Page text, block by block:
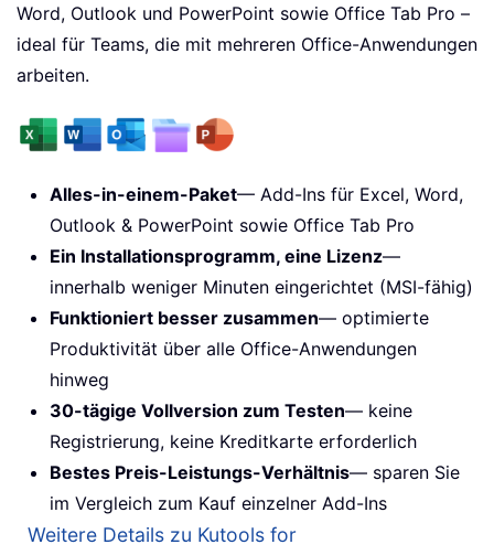
Word, Outlook und PowerPoint sowie Office Tab Pro –
ideal für Teams, die mit mehreren Office-Anwendungen
arbeiten.
Alles-in-einem-Paket— Add-Ins für Excel, Word,
Outlook & PowerPoint sowie Office Tab Pro
Ein Installationsprogramm, eine Lizenz—
innerhalb weniger Minuten eingerichtet (MSI-fähig)
Funktioniert besser zusammen— optimierte
Produktivität über alle Office-Anwendungen
hinweg
30-tägige Vollversion zum Testen— keine
Registrierung, keine Kreditkarte erforderlich
Bestes Preis-Leistungs-Verhältnis— sparen Sie
im Vergleich zum Kauf einzelner Add-Ins
Weitere Details zu Kutools for